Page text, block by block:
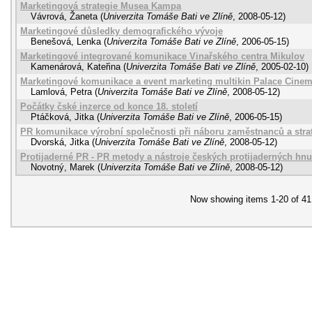
Marketingová strategie Musea Kampa
Vávrová, Žaneta (Univerzita Tomáše Bati ve Zlíně, 2008-05-12)
Marketingové důsledky demografického vývoje
Benešová, Lenka (Univerzita Tomáše Bati ve Zlíně, 2006-05-15)
Marketingové integrované komunikace Vinařského centra Mikulov
Kamenárová, Kateřina (Univerzita Tomáše Bati ve Zlíně, 2005-02-10)
Marketingové komunikace a event marketing multikin Palace
Lamlová, Petra (Univerzita Tomáše Bati ve Zlíně, 2008-05-12)
Počátky čské inzerce od konce 18. století
Ptáčková, Jitka (Univerzita Tomáše Bati ve Zlíně, 2006-05-15)
PR komunikace výrobní společnosti při náboru zaměstnanců a
Dvorská, Jitka (Univerzita Tomáše Bati ve Zlíně, 2008-05-12)
Protijaderné PR - PR metody a nástroje českých protijaderných
Novotný, Marek (Univerzita Tomáše Bati ve Zlíně, 2008-05-12)
Now showing items 1-20 of 41